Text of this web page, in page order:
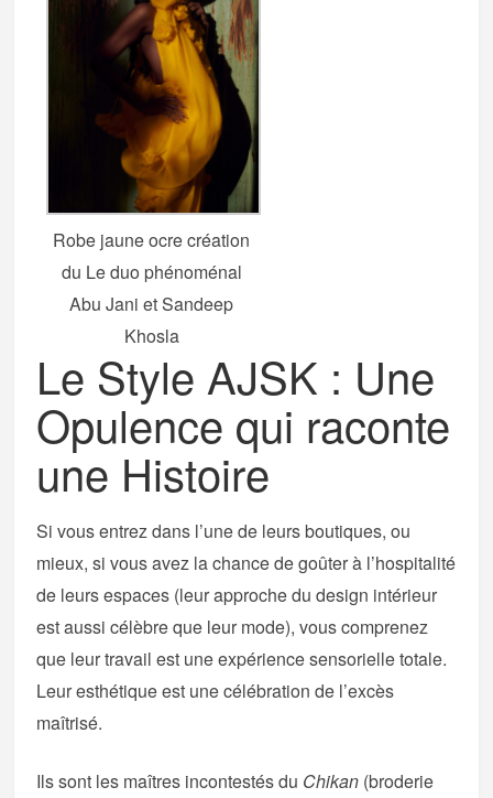
Robe jaune ocre création
du Le duo phénoménal
Abu Jani et Sandeep
Khosla
Le Style AJSK : Une
Opulence qui raconte
une Histoire
Si vous entrez dans l’une de leurs boutiques, ou
mieux, si vous avez la chance de goûter à l’hospitalité
de leurs espaces (leur approche du design intérieur
est aussi célèbre que leur mode), vous comprenez
que leur travail est une expérience sensorielle totale.
Leur esthétique est une célébration de l’excès
maîtrisé.
Ils sont les maîtres incontestés du Chikan (broderie